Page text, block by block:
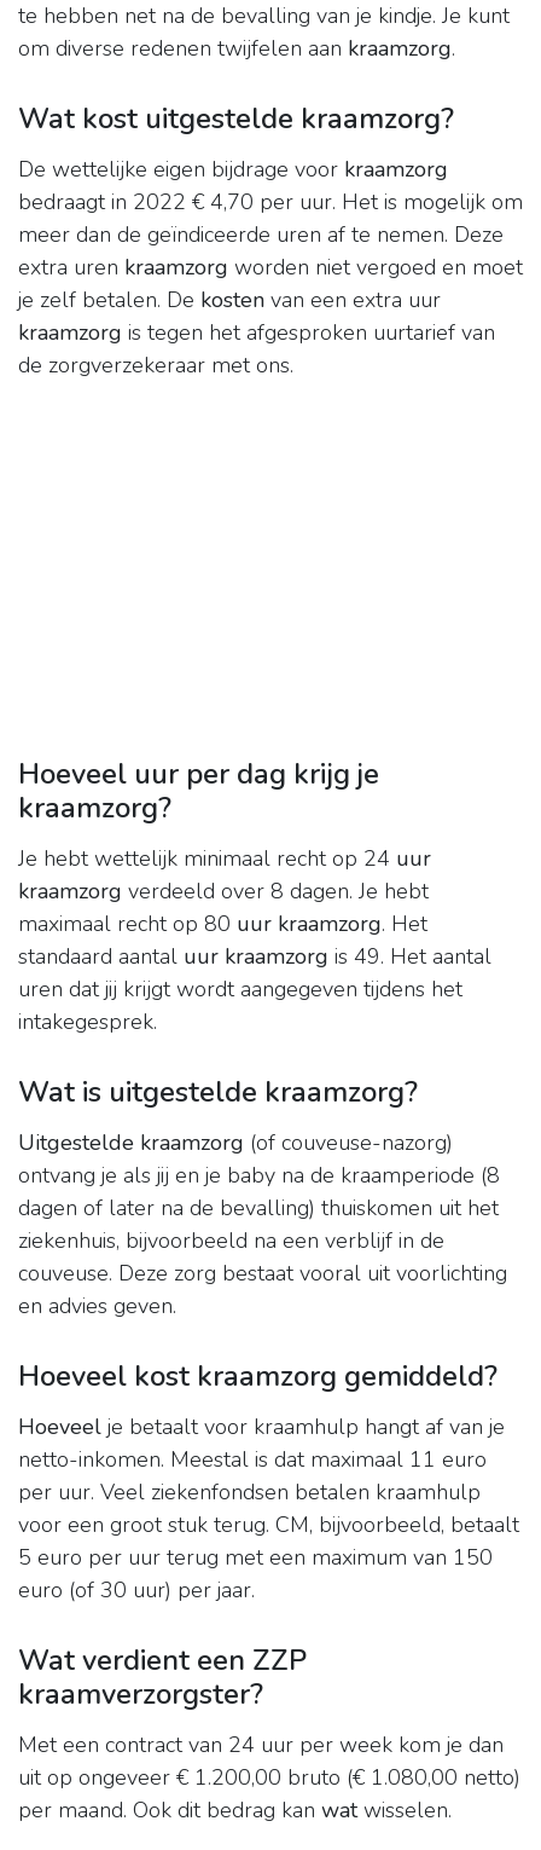
te hebben net na de bevalling van je kindje. Je kunt
om diverse redenen twijfelen aan kraamzorg.
Wat kost uitgestelde kraamzorg?
De wettelijke eigen bijdrage voor kraamzorg
bedraagt in 2022 € 4,70 per uur. Het is mogelijk om
meer dan de geïndiceerde uren af te nemen. Deze
extra uren kraamzorg worden niet vergoed en moet
je zelf betalen. De kosten van een extra uur
kraamzorg is tegen het afgesproken uurtarief van
de zorgverzekeraar met ons.
Hoeveel uur per dag krijg je
kraamzorg?
Je hebt wettelijk minimaal recht op 24 uur
kraamzorg verdeeld over 8 dagen. Je hebt
maximaal recht op 80 uur kraamzorg. Het
standaard aantal uur kraamzorg is 49. Het aantal
uren dat jij krijgt wordt aangegeven tijdens het
intakegesprek.
Wat is uitgestelde kraamzorg?
Uitgestelde kraamzorg (of couveuse-nazorg)
ontvang je als jij en je baby na de kraamperiode (8
dagen of later na de bevalling) thuiskomen uit het
ziekenhuis, bijvoorbeeld na een verblijf in de
couveuse. Deze zorg bestaat vooral uit voorlichting
en advies geven.
Hoeveel kost kraamzorg gemiddeld?
Hoeveel je betaalt voor kraamhulp hangt af van je
netto-inkomen. Meestal is dat maximaal 11 euro
per uur. Veel ziekenfondsen betalen kraamhulp
voor een groot stuk terug. CM, bijvoorbeeld, betaalt
5 euro per uur terug met een maximum van 150
euro (of 30 uur) per jaar.
Wat verdient een ZZP
kraamverzorgster?
Met een contract van 24 uur per week kom je dan
uit op ongeveer € 1.200,00 bruto (€ 1.080,00 netto)
per maand. Ook dit bedrag kan watwisselen.